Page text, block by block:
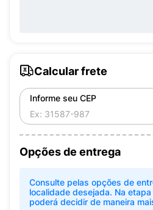
Calcular frete
Informe seu CEP
Opções de entrega
Consulte pelas opções de
localidade desejada. Na
poderá decidir de maneira